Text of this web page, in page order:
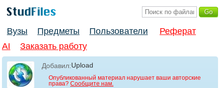
Вузы Предметы Пользователи
Реферат
AI
Заказать работу
Добавил:Upload
Опубликованный материал нарушает ваши авторские
права? Сообщите нам.